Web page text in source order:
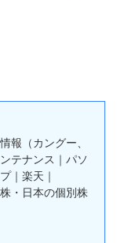
報（カングー、
テナンス｜パソ
｜楽天｜
・日本の個別株